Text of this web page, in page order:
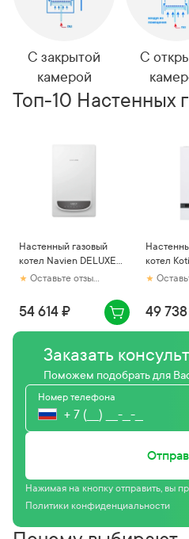
С закрытой
камерой
С
Топ-10 Настенных
Настенный газовый
котел Navien DELUXE
ONE-24k
Оставьте отзыв первым
54 614 ₽
котел
S13 OK
Оставьте
49
Заказать
Поможем подобрать для
Номер телефона
Нажимая на кнопку отправить, вы
Политики конфиденциальности